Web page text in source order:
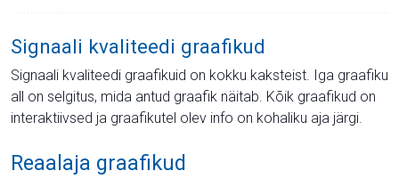
Signaali kvaliteedi graafikud
Signaali kvaliteedi graafikuid on kokku kaksteist. Iga graafiku
all on selgitus, mida antud graafik näitab. Kõik graafikud on
interaktiivsed ja graafikutel olev info on kohaliku aja järgi.
Reaalaja graafikud